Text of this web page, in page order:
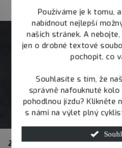
Používáme je k tomu,
nabídnout nejlepší
našich stránek. A
jen o drobné textové
pochopit, co
Souhlasíte s tím, že
správně nafouknuté
pohodlnou jízdu? Klikněte
s námi na výlet plný
Zákaznický servis